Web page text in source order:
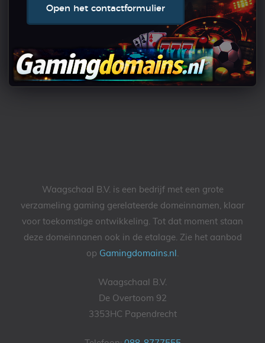
Waagschaal B.V. is een bedrijf met een grote
verzameling gaming gerelateerde domeinnamen, klaar
voor toekomstige ontwikkeling. Tot dat moment staan
deze domeinnanen ook in de etalage. Zie het aanbod
op Gamingdomains.nl .
Waagschaal B.V.
De Overtoom 92
3353HC Papendrecht